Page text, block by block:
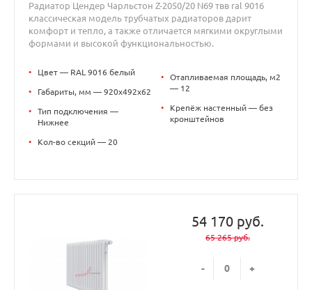
Радиатор Цендер Чарльстон Z-2050/20 N69 твв ral 9016
классическая модель трубчатых радиаторов дарит
комфорт и тепло, а также отличается мягкими округлыми
формами и высокой функциональностью.
• Цвет — RAL 9016 белый
• Габариты, мм — 920x492x62
•
Тип подключения —
Нижнее
• Кол-во секций — 20
•
Отапливаемая площадь, м2
— 12
•
Крепёж настенный — без
кронштейнов
54 170 руб.
65 265 руб.
- +